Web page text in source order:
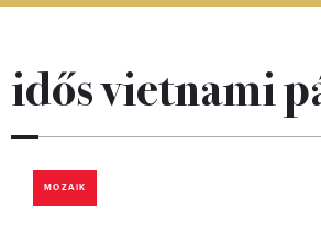
idős vietnami
MOZAIK